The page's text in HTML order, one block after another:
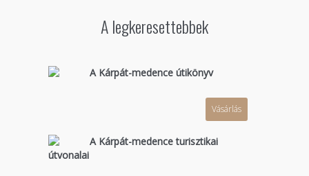
A legkeresettebbek
A Kárpát-medence útikönyv
Vásárlás
A Kárpát-medence turisztikai
útvonalai